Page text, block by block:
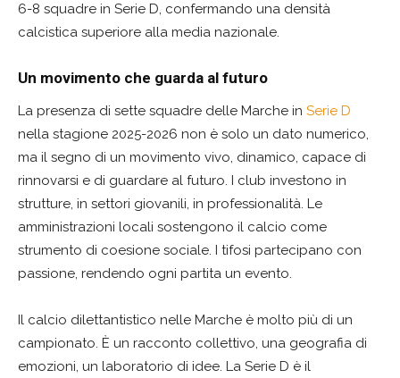
6-8 squadre in Serie D, confermando una densità
calcistica superiore alla media nazionale.
Un movimento che guarda al futuro
La presenza di sette squadre delle Marche in Serie D
nella stagione 2025-2026 non è solo un dato numerico,
ma il segno di un movimento vivo, dinamico, capace di
rinnovarsi e di guardare al futuro. I club investono in
strutture, in settori giovanili, in professionalità. Le
amministrazioni locali sostengono il calcio come
strumento di coesione sociale. I tifosi partecipano con
passione, rendendo ogni partita un evento.
Il calcio dilettantistico nelle Marche è molto più di un
campionato. È un racconto collettivo, una geografia di
emozioni, un laboratorio di idee. La Serie D è il